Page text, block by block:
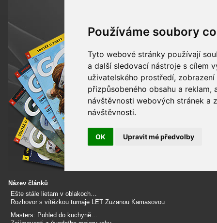
Název článků
Ešte stále lietam v oblakoch…
Rozhovor s vítězkou turnaje LET Zuzanou Kamasovou
Masters: Pohled do kuchyně…